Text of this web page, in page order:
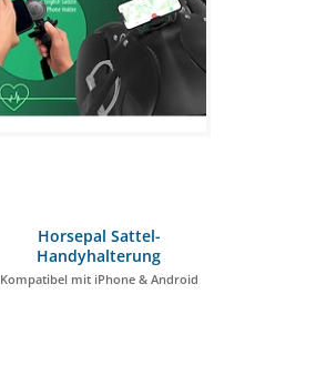
Horsepal Sattel-
Handyhalterung
Kompatibel mit iPhone & Android